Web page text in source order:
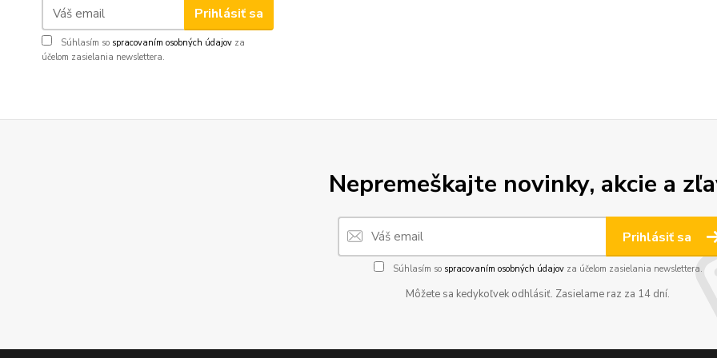
Prihlásiť sa
Súhlasím so spracovaním osobných údajov za
účelom zasielania newslettera.
Nepremeškajte novinky, akcie a
Prihlásiť sa
Súhlasím so spracovaním osobných údajovza účelom zasielania newslettera.
Môžete sa kedykoľvek odhlásiť. Zasielame raz za 14 dní.